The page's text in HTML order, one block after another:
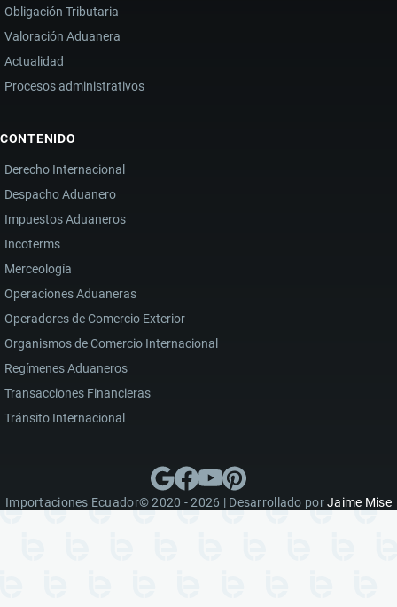
Obligación Tributaria
Valoración Aduanera
Actualidad
Procesos administrativos
CONTENIDO
Derecho Internacional
Despacho Aduanero
Impuestos Aduaneros
Incoterms
Merceología
Operaciones Aduaneras
Operadores de Comercio Exterior
Organismos de Comercio Internacional
Regímenes Aduaneros
Transacciones Financieras
Tránsito Internacional
Importaciones Ecuador© 2020 - 2026 | Desarrollado porJaime Mise